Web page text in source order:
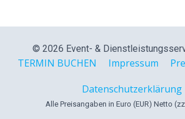
© 2026 Event- &
TERMIN BUCHEN Impressum
Datenschutzerklärung
Alle Preisangaben in Euro (EUR) Netto